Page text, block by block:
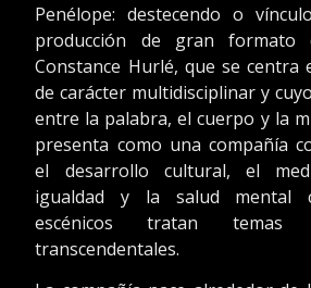
Penélope: destecendo o
producción de gran formato
Constance Hurlé, que se centra
de carácter multidisciplinar y
entre la palabra, el cuerpo y la
presenta como una compañía
el desarrollo cultural, el
igualdad y la salud mental
escénicos tratan temas
transcendentales.